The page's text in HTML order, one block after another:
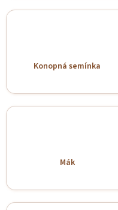
Konopná semínka
Mák